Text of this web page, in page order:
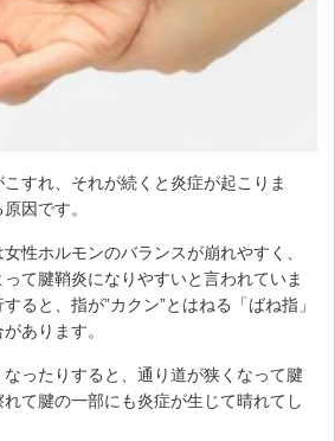
すれ、それが続くと炎症が起こりま
因です。
性ホルモンのバランスが崩れやすく、
て腱鞘炎になりやすいと言われていま
ると、指が”カクン”とはねる「ばね指」
あります。
ったりすると、通り道が狭くなって腱
て腱の一部にも炎症が生じて晴れてし